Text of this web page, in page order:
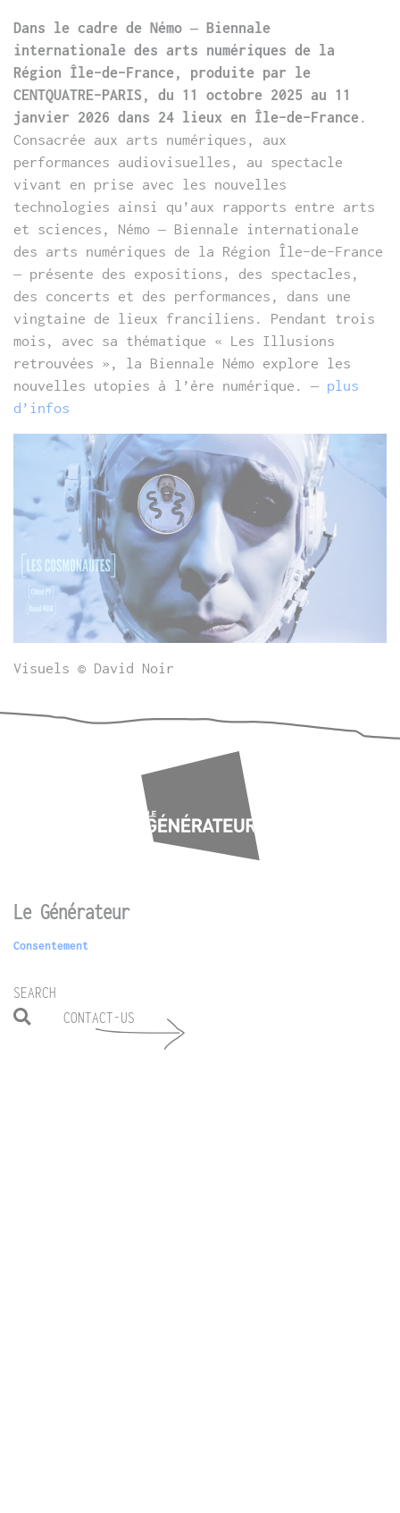
Dans le cadre de Némo – Biennale
internationale des arts numériques de la
Région Île-de-France, produite par le
CENTQUATRE-PARIS, du 11 octobre 2025 au 11
janvier 2026 dans 24 lieux en Île-de-France
Consacrée aux arts numériques, aux
performances audiovisuelles, au spectacle
vivant en prise avec les nouvelles
technologies ainsi qu’aux rapports entre arts
et sciences, Némo – Biennale internationale
des arts numériques de la Région Île-de-France
– présente des expositions, des spectacles,
des concerts et des performances, dans une
vingtaine de lieux franciliens. Pendant trois
mois, avec sa thématique « Les Illusions
retrouvées », la Biennale Némo explore les
nouvelles utopies à l’ère numérique. – plus
d’infos
Visuels © David Noir
Le Générateur
Consentement
SEARCH
CONTACT-US